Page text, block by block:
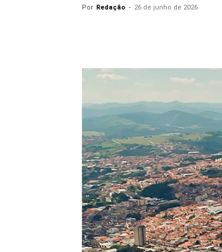
Por Redação - 26 de junho de 2026